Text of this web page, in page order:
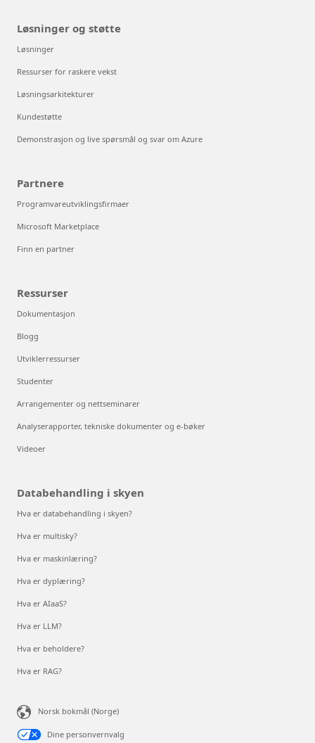
Løsninger og støtte
Løsninger
Ressurser for raskere vekst
Løsningsarkitekturer
Kundestøtte
Demonstrasjon og live spørsmål og svar om Azure
Partnere
Programvareutviklingsfirmaer
Microsoft Marketplace
Finn en partner
Ressurser
Dokumentasjon
Blogg
Utviklerressurser
Studenter
Arrangementer og nettseminarer
Analyserapporter, tekniske dokumenter og e-bøker
Videoer
Databehandling i skyen
Hva er databehandling i skyen?
Hva er multisky?
Hva er maskinlæring?
Hva er dyplæring?
Hva er AIaaS?
Hva er LLM?
Hva er beholdere?
Hva er RAG?
Norsk bokmål (Norge)
Dine personvernvalg